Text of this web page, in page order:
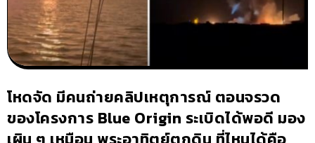
โหดจัด มีคนถ่ายคลิปเหตุการณ์ ตอนจรวด
ของโครงการ Blue Origin ระเบิดได้พอดี มอง